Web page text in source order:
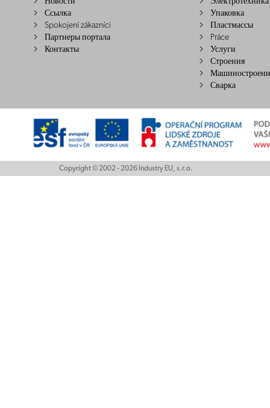
Ссылка
Spokojení zákazníci
Партнеры портала
Контакты
Упаковка
Пластмассы
Práce
Услуги
Строения
Сварка
Copyright © 2002 - 2026 Industry EU, s.r.o.